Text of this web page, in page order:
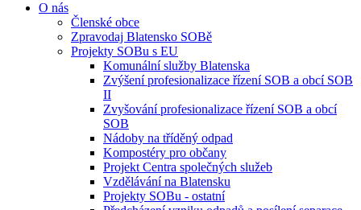
O nás
Členské obce
Zpravodaj Blatensko SOBě
Projekty SOBu s EU
Komunální služby Blatenska
Zvýšení profesionalizace řízení SOB a obcí SOB
II
Zvyšování profesionalizace řízení SOB a obcí
SOB
Nádoby na tříděný odpad
Kompostéry pro občany
Projekt Centra společných služeb
Vzdělávání na Blatensku
Projekty SOBu - ostatní